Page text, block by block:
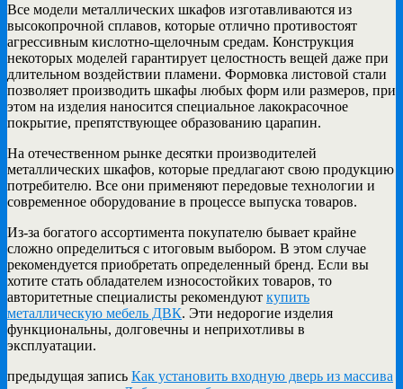
Все модели металлических шкафов изготавливаются из
высокопрочной сплавов, которые отлично противостоят
агрессивным кислотно-щелочным средам. Конструкция
некоторых моделей гарантирует целостность вещей даже при
длительном воздействии пламени. Формовка листовой стали
позволяет производить шкафы любых форм или размеров, при
этом на изделия наносится специальное лакокрасочное
покрытие, препятствующее образованию царапин.
На отечественном рынке десятки производителей
металлических шкафов, которые предлагают свою продукцию
потребителю. Все они применяют передовые технологии и
современное оборудование в процессе выпуска товаров.
Из-за богатого ассортимента покупателю бывает крайне
сложно определиться с итоговым выбором. В этом случае
рекомендуется приобретать определенный бренд. Если вы
хотите стать обладателем износостойких товаров, то
авторитетные специалисты рекомендуют купить
металлическую мебель ДВК. Эти недорогие изделия
функциональны, долговечны и неприхотливы в
эксплуатации.
предыдущая запись Как установить входную дверь из массива